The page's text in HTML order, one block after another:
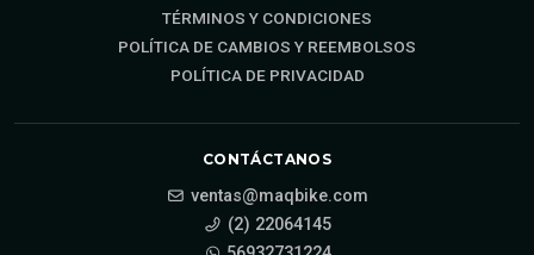
TÉRMINOS Y CONDICIONES
POLÍTICA DE CAMBIOS Y REEMBOLSOS
POLÍTICA DE PRIVACIDAD
CONTÁCTANOS
ventas@maqbike.com
(2) 22064145